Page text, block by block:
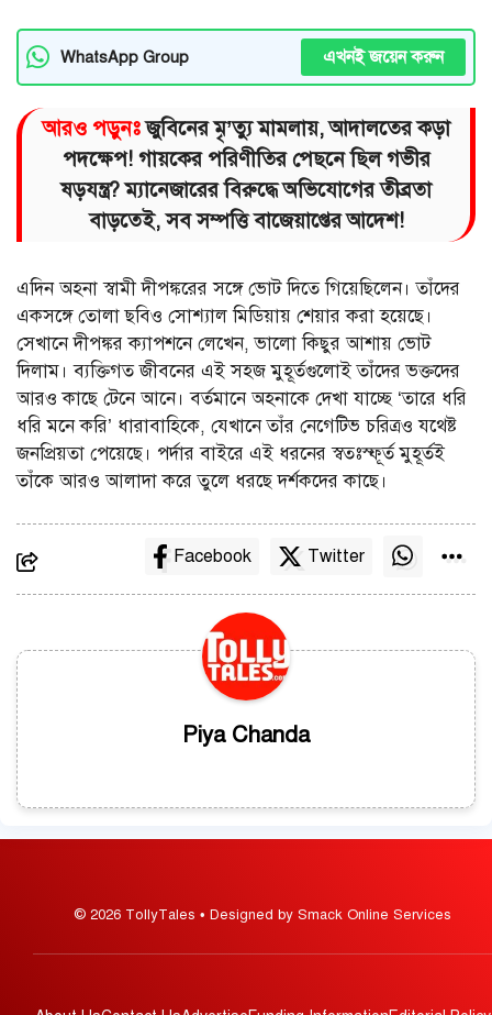
WhatsApp Group এখনই জয়েন করুন
আরও পড়ুনঃজুবিনের মৃ’ত্যু মামলায়, আদালতের কড়া
পদক্ষেপ! গায়কের পরিণীতির পেছনে ছিল গভীর
ষড়যন্ত্র? ম্যানেজারের বিরুদ্ধে অভিযোগের তীব্রতা
বাড়তেই, সব সম্পত্তি বাজেয়াপ্তের আদেশ!
এদিন অহনা স্বামী দীপঙ্করের সঙ্গে ভোট দিতে গিয়েছিলেন। তাঁদের
একসঙ্গে তোলা ছবিও সোশ্যাল মিডিয়ায় শেয়ার করা হয়েছে।
সেখানে দীপঙ্কর ক্যাপশনে লেখেন, ভালো কিছুর আশায় ভোট
দিলাম। ব্যক্তিগত জীবনের এই সহজ মুহূর্তগুলোই তাঁদের ভক্তদের
আরও কাছে টেনে আনে। বর্তমানে অহনাকে দেখা যাচ্ছে ‘তারে ধরি
ধরি মনে করি’ ধারাবাহিকে, যেখানে তাঁর নেগেটিভ চরিত্রও যথেষ্ট
জনপ্রিয়তা পেয়েছে। পর্দার বাইরে এই ধরনের স্বতঃস্ফূর্ত মুহূর্তই
তাঁকে আরও আলাদা করে তুলে ধরছে দর্শকদের কাছে।
Facebook Twitter
Piya Chanda
© 2026 TollyTales • Designed by Smack Online Services